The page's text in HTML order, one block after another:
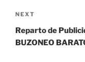
Next
Post
NEXT
Reparto de
BUZONEO